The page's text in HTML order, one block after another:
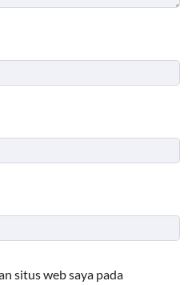
situs web saya pada